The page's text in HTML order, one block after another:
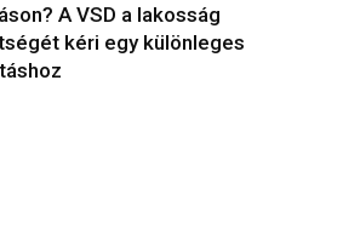
A VSD a lakosság
kéri egy különleges